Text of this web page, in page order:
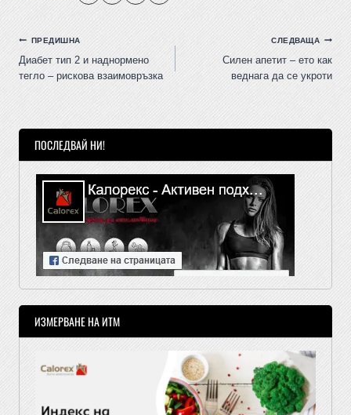
ПРЕДИШНА
Диабет тип 2 и наднормено
тегло – рискова взаимовръзка
СЛЕДВАЩА
Силен апетит – ето как
веднага да се укроти
ПОСЛЕДВАЙ НИ!
ИЗМЕРВАНЕ НА ИТМ